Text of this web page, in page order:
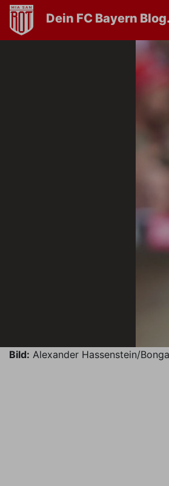
Dein FC Bayern Blog.
Bild: Alexander Hassenstein/